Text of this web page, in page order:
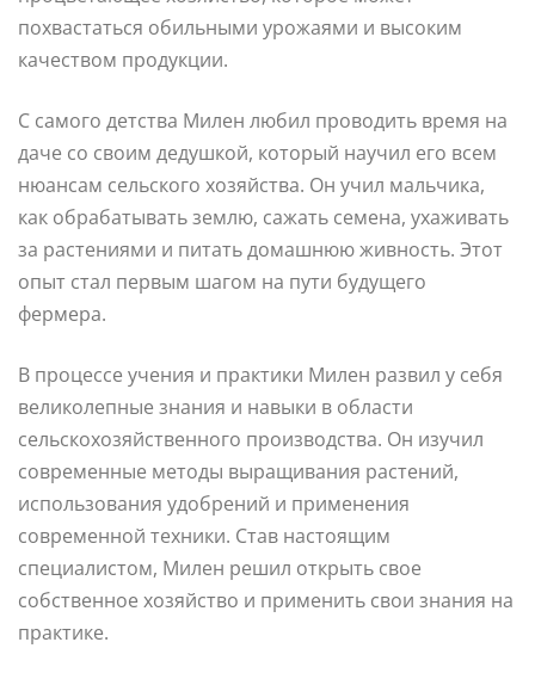
похвастаться обильными урожаями и высоким
качеством продукции.
С самого детства Милен любил проводить время на
даче со своим дедушкой, который научил его всем
нюансам сельского хозяйства. Он учил мальчика,
как обрабатывать землю, сажать семена, ухаживать
за растениями и питать домашнюю живность. Этот
опыт стал первым шагом на пути будущего
фермера.
В процессе учения и практики Милен развил у себя
великолепные знания и навыки в области
сельскохозяйственного производства. Он изучил
современные методы выращивания растений,
использования удобрений и применения
современной техники. Став настоящим
специалистом, Милен решил открыть свое
собственное хозяйство и применить свои знания на
практике.